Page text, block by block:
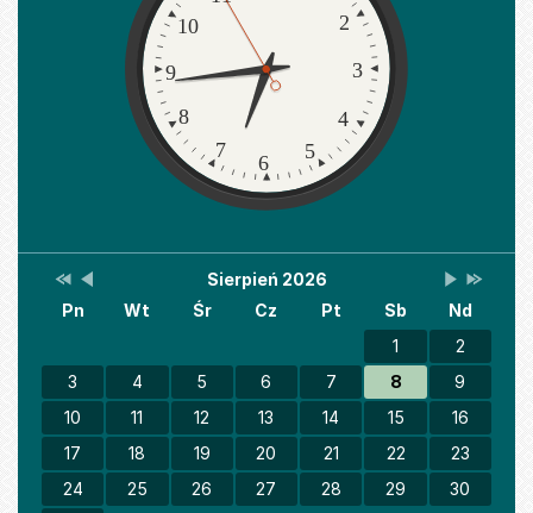
2
3
4
5
6
7
8
9
10
Kalendarz
Lista
wydarzeń
w
Sierpień 2026Brak
w
miesiącu.
Przestaw
na
Przestaw
na
Przestaw
na
Wrzesień
2026
na
Sierpień
2027
Pn Wt Śr Cz Pt Sb
Nd
1
2
3
4 5 6 7 8
9
10
11 12 13 14 15
16
17
18 19 20 21 22
23
24
25 26 27 28 29
30